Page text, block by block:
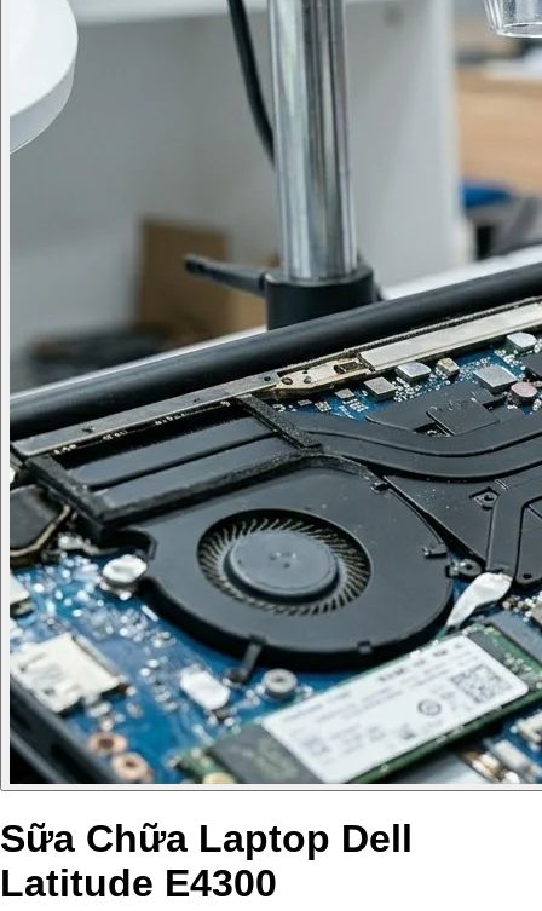
Sữa Chữa Laptop Dell
Latitude E4300